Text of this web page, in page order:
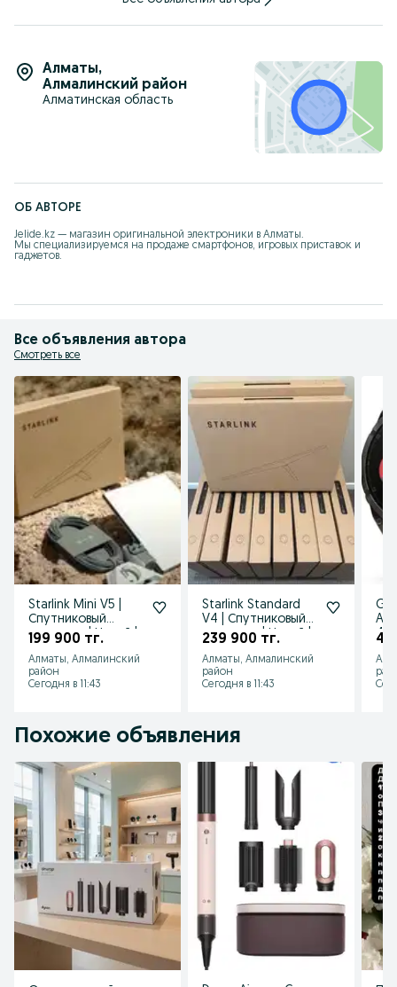
Алматы,
Алмалинский район
Алматинская область
ОБ АВТОРЕ
Jelide.kz — магазин оригинальной электроники в Алматы.
Мы специализируемся на продаже смартфонов, игровых приставок и
гаджетов.
Все объявления автора
Смотреть все
Starlink Mini V5 |
Спутниковый
интернет | Новый |
199 900 тг.
Алматы, Алмалинский
район
Сегодня в 11:43
Starlink Standard
V4 | Спутниковый
интернет | Новый |
239 900 тг.
Алматы, Алмалинский
район
Сегодня в 11:43
Похожие объявления